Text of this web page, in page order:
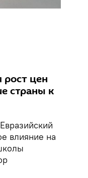
рост цен
страны к
влияние на